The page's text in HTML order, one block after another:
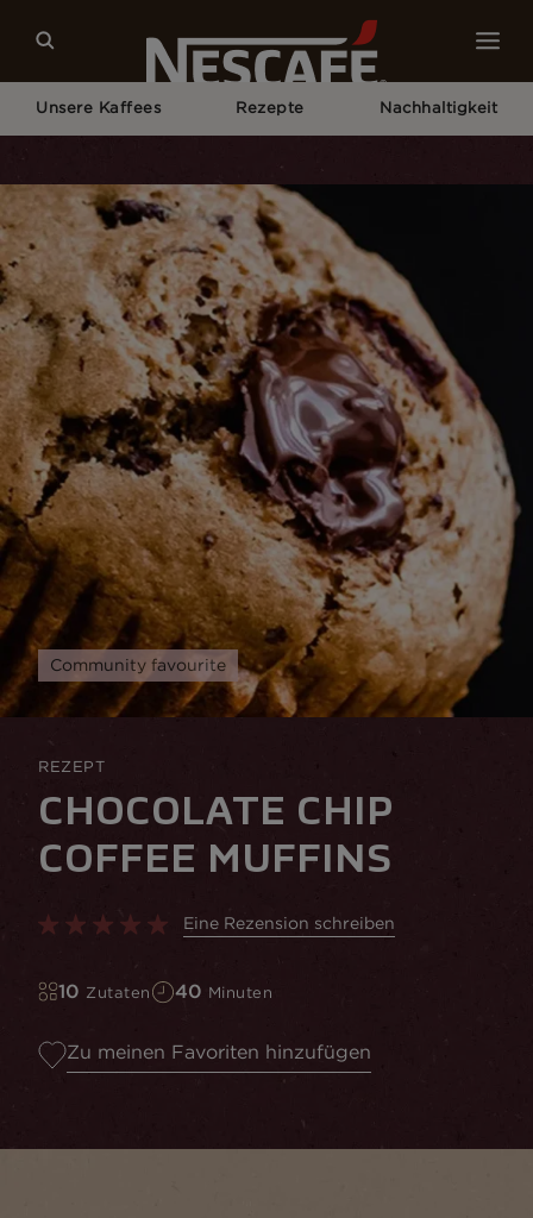
Unsere Kaffees Rezepte Nachhaltigkeit
CHOCOLATE CHIP COFFEE MUFFINS
REZEPT
CHOCOLATE CHIP
COFFEE MUFFINS
Eine Rezension schreiben
10 Zutaten 40 Minuten
Zu meinen Favoriten hinzufügen
Community favourite